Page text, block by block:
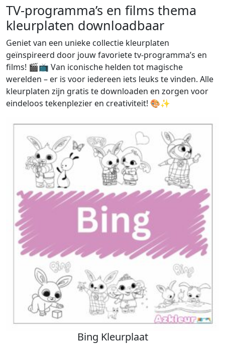
TV-programma’s en films thema
kleurplaten downloadbaar
Geniet van een unieke collectie kleurplaten
geïnspireerd door jouw favoriete tv-programma’s en
films! 🎬📺 Van iconische helden tot magische
werelden – er is voor iedereen iets leuks te vinden. Alle
kleurplaten zijn gratis te downloaden en zorgen voor
eindeloos tekenplezier en creativiteit! 🎨✨
Bing Kleurplaat